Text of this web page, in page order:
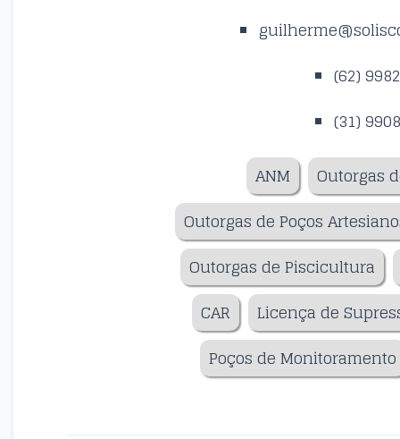
(62)
(31)
ANM
Outorgas
Outorgas de Poços
Outorgas de Piscicultura
CAR
Licença de
Poços de Monitoramento